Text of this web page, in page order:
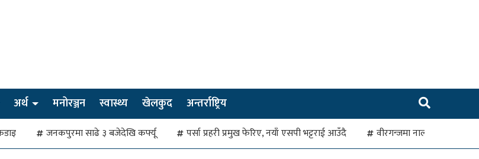
अर्थ मनोरञ्जन स्वास्थ्य खेलकुद अन्तर्राष्ट्रिय
जनकपुरमा साढे ३ बजेदेखि कर्फ्यू पर्सा प्रहरी प्रमुख फेरिए, नयाँ एसपी भट्टराई आउँदै वीरगन्जमा नाला जाम हुँदा